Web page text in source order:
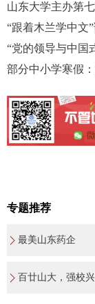
山东大学主办第
“跟着木兰学中文
“党的领导与中国
部分中小学寒假
专题推荐
最美山东药企
百廿山大，强校兴